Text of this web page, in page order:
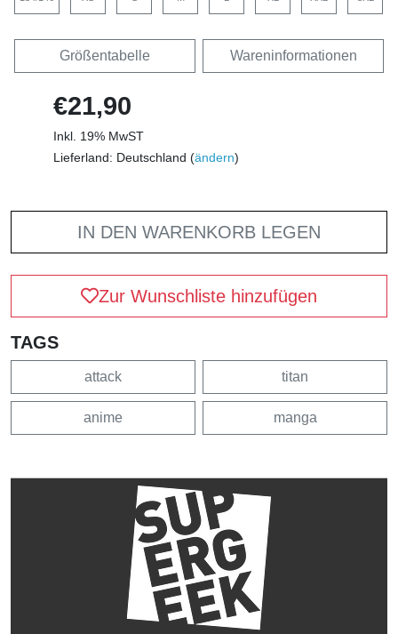
Größentabelle Wareninformationen
€21,90
Inkl. 19% MwST
Lieferland: Deutschland (ändern)
IN DEN WARENKORB LEGEN
Zur Wunschliste hinzufügen
TAGS
attack titan
anime manga